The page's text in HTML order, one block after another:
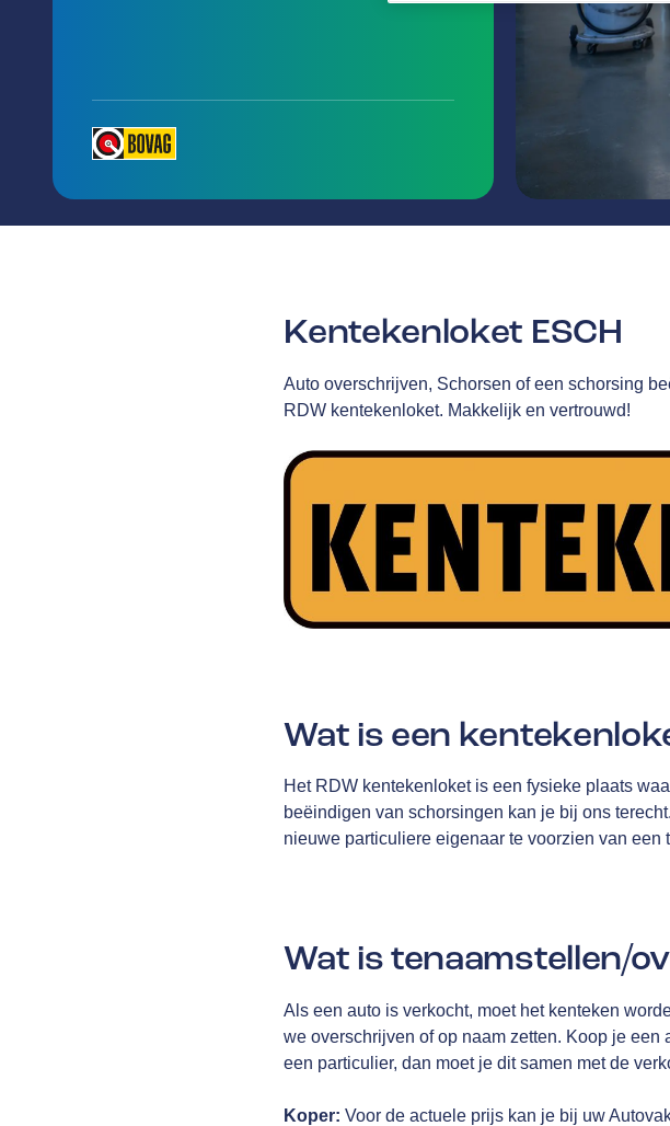
Kentekenloket ESCH
Auto overschrijven, Schorsen of een schorsing
RDW kentekenloket. Makkelijk en vertrouwd!
Wat is een
Het RDW kentekenloket is een fysieke plaats
beëindigen van schorsingen kan je bij ons
nieuwe particuliere eigenaar te voorzien van een
Wat is tenaamstellen/
Als een auto is verkocht, moet het kenteken
we overschrijven of op naam zetten. Koop je
een particulier, dan moet je dit samen met de
Koper: Voor de actuele prijs kan je bij uw